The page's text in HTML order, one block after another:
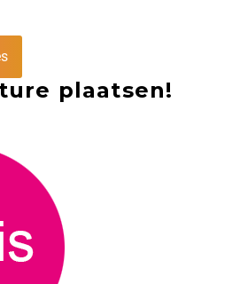
plaatsen!